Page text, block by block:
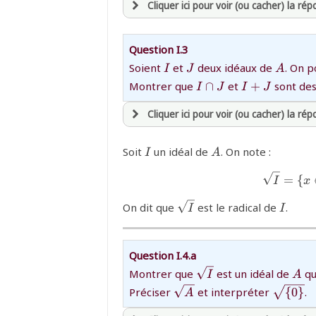
Cliquer ici pour voir (ou cacher) la
avoir
une souscription active sur
revenir àla page d'accueil
ou tester la page d'extraits libres
Question I.3
Soient {I}
I et {J}
Jdeux idéaux de {A}
A. On
Montrer que {I\cap
J}
I ∩ Jet {I+J}
I + J sont
Cliquer ici pour voir (ou cacher) la
avoirune souscription active sur
revenir àla page d'accueil
ou testerla page d'extraits libres
ou consulterle plan du site
Soit {I}
I un idéal de {A}
A. On note :
I = {x
On dit que {\sqrt{I}}
I est le radical de {I}
I.
Question I.4.a
Montrer que {\sqrt
I}
I est un idéal de {A}
A
Préciser {\sqrt{A}}
A et interpréter {\sqrt{\
{0\}}}
{0}.